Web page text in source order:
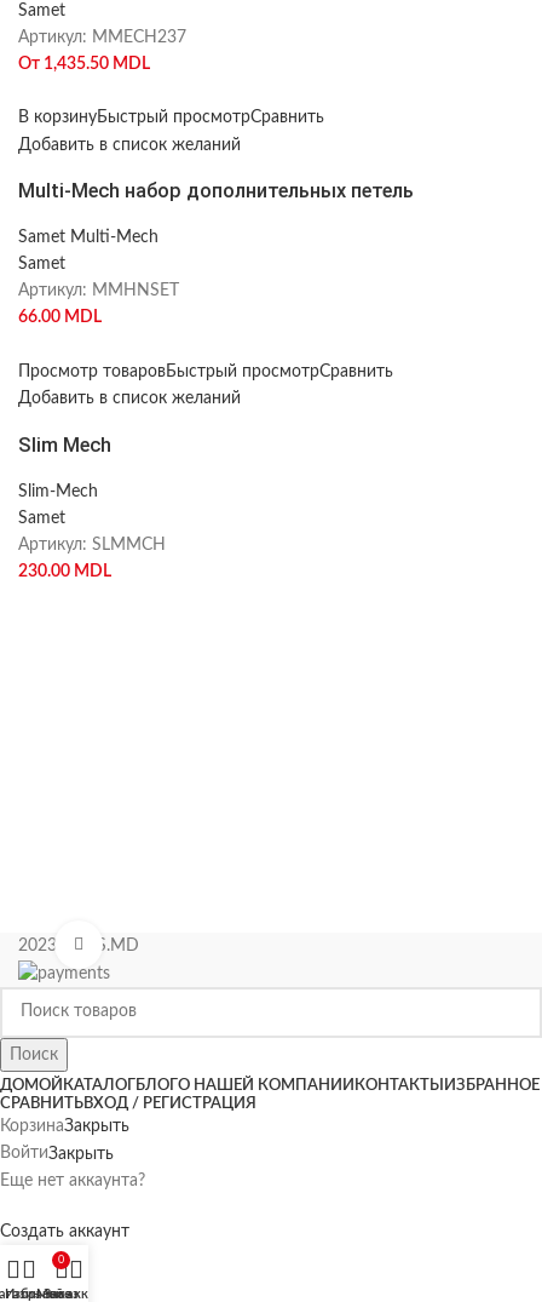
Нажмите, чтобы увеличить
Samet
Артикул: MMECH237
От 1,435.50 MDL
В корзинуБыстрый просмотрСравнить
Добавить в список желаний
Multi-Mech набор дополнительных петель
Samet Multi-Mech
Samet
Артикул: MMHNSET
66.00 MDL
Просмотр товаровБыстрый просмотрСравнить
Добавить в список желаний
Slim Mech
Slim-Mech
Samet
Артикул: SLMMCH
230.00 MDL
2023 KIPAS.MD
Поиск
ДОМОЙ КАТАЛОГ БЛОГ О НАШЕЙ КОМПАНИИ КОНТАКТЫ ИЗБРАННОЕ
СРАВНИТЬВХОД / РЕГИСТРАЦИЯ
КорзинаЗакрыть
ВойтиЗакрыть
Еще нет аккаунта?
Создать аккаунт
Избранное
0
Заказ
Мой аккаунт